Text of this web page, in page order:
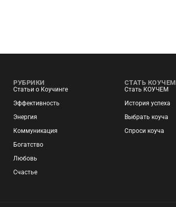
РУБРИКИ
Статьи о Коучинге
Эффективность
Энергия
Коммуникация
Богатство
Любовь
Счастье
СТАТЬ КОУЧЕМ
Стать КОУЧЕМ
История успеха
Выбрать коуча
Спроси коуча